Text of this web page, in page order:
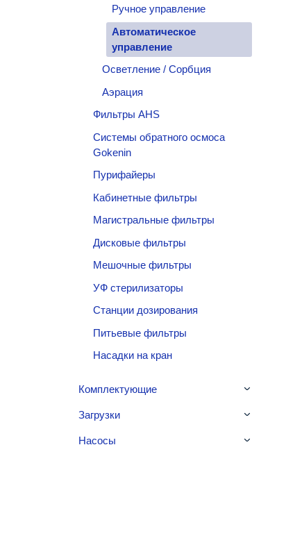
Ручное управление
Автоматическое
управление
Осветление / Сорбция
Аэрация
Фильтры AHS
Системы обратного осмоса
Gokenin
Пурифайеры
Кабинетные фильтры
Магистральные фильтры
Дисковые фильтры
Мешочныe фильтры
УФ стерилизаторы
Станции дозирования
Питьевые фильтры
Насадки на кран
Комплектующие
Загрузки
Насосы